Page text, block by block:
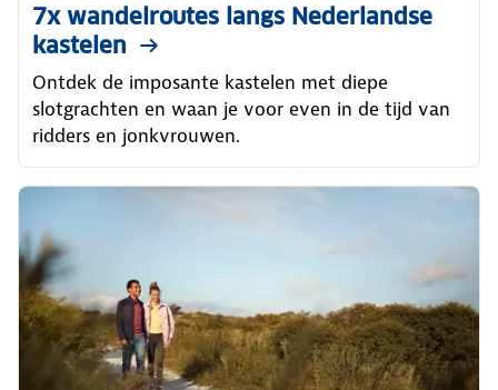
7x wandelroutes langs Nederlandse
kastelen
Ontdek de imposante kastelen met diepe
slotgrachten en waan je voor even in de tijd van
ridders en jonkvrouwen.